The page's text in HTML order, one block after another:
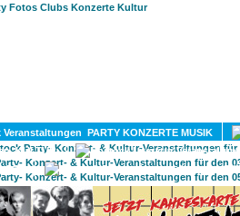
PARTY KONZERTE MUSIK
KULTUR
GAY